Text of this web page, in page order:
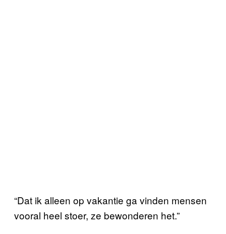
“Dat ik alleen op vakantie ga vinden mensen
vooral heel stoer, ze bewonderen het.”